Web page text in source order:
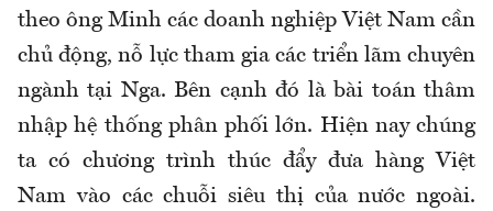
theo ông Minh các doanh nghiệp Việt Nam cần
chủ động, nỗ lực tham gia các triển lãm chuyên
ngành tại Nga. Bên cạnh đó là bài toán thâm
nhập hệ thống phân phối lớn. Hiện nay chúng
ta có chương trình thúc đẩy đưa hàng Việt
Nam vào các chuỗi siêu thị của nước ngoài.